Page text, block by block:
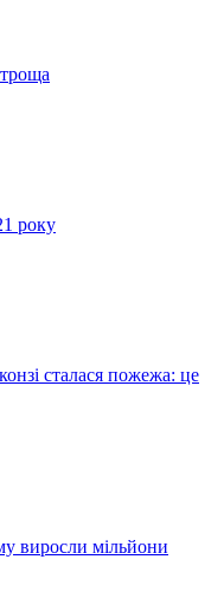
року
сталася пожежа: це
виросли мільйони